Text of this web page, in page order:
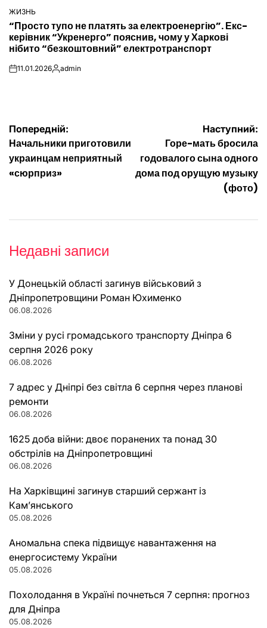
ОПУБЛІКУВАТИ
У
ЖИЗНЬ
“Просто тупо не платять за електроенергію”. Екс-
керівник “Укренерго” пояснив, чому у Харкові
нібито “безкоштовний” електротранспорт
on11.01.2026Опубліковано
admin
Навігація
записів
Попередній:
Начальники приготовили
украинцам неприятный
«сюрприз»
Наступний:
Горе-мать бросила
годовалого сына одного
дома под орущую музыку
(фото)
Недавні записи
У Донецькій області загинув військовий з
Дніпропетровщини Роман Юхименко
06.08.2026
Зміни у русі громадського транспорту Дніпра 6
серпня 2026 року
06.08.2026
7 адрес у Дніпрі без світла 6 серпня через планові
ремонти
06.08.2026
1625 доба війни: двоє поранених та понад 30
обстрілів на Дніпропетровщині
06.08.2026
На Харківщині загинув старший сержант із
Кам’янського
05.08.2026
Аномальна спека підвищує навантаження на
енергосистему України
05.08.2026
Похолодання в Україні почнеться 7 серпня: прогноз
для Дніпра
05.08.2026